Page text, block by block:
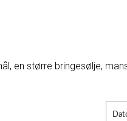
en større bringesølje,